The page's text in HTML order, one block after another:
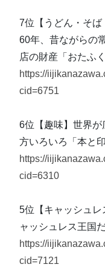
7位【うどん・そ
60年、昔ながらの
店の財産「おたふく
https://
cid=6751
6位【趣味】世界
方いろいろ「本と
https://
cid=6310
5位【キャッシュ
ャッシュレス王国
https://
cid=7121